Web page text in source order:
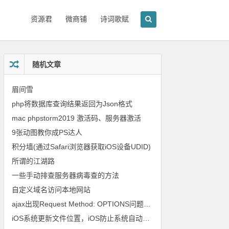
资源君 微商铺 诗词歌赋
随机文章
眉间雪
php将数据库查询结果返回为Json格式
mac phpstorm2019 激活码、服务器激活
9张动图教你成PS达人
积分墙(通过Safari浏览器获取iOS设备UDID)
所谓的江湖路
一些手动排查服务器病毒查的方法
自定义域名访问本地网站